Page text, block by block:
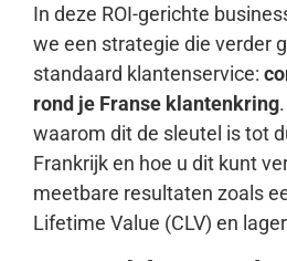
In deze ROI-gerichte
we een strategie die verder
standaard klantenservice:
rond je Franse klantenkring
waarom dit de sleutel is tot
Frankrijk en hoe u dit kunt
meetbare resultaten zoals
Lifetime Value (CLV) en